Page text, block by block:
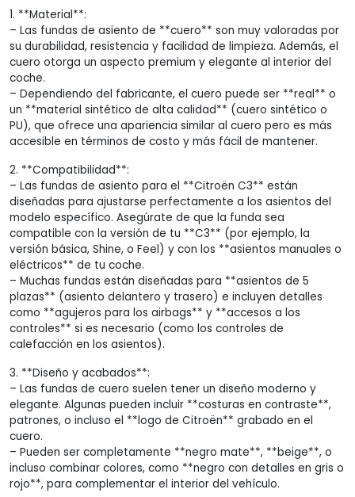
1. **Material**:
– Las fundas de asiento de **cuero** son muy valoradas por
su durabilidad, resistencia y facilidad de limpieza. Además, el
cuero otorga un aspecto premium y elegante al interior del
coche.
– Dependiendo del fabricante, el cuero puede ser **real** o
un **material sintético de alta calidad** (cuero sintético o
PU), que ofrece una apariencia similar al cuero pero es más
accesible en términos de costo y más fácil de mantener.
2. **Compatibilidad**:
– Las fundas de asiento para el **Citroën C3** están
diseñadas para ajustarse perfectamente a los asientos del
modelo específico. Asegúrate de que la funda sea
compatible con la versión de tu **C3** (por ejemplo, la
versión básica, Shine, o Feel) y con los **asientos manuales o
eléctricos** de tu coche.
– Muchas fundas están diseñadas para **asientos de 5
plazas** (asiento delantero y trasero) e incluyen detalles
como **agujeros para los airbags** y **accesos a los
controles** si es necesario (como los controles de
calefacción en los asientos).
3. **Diseño y acabados**:
– Las fundas de cuero suelen tener un diseño moderno y
elegante. Algunas pueden incluir **costuras en contraste**,
patrones, o incluso el **logo de Citroën** grabado en el
cuero.
– Pueden ser completamente **negro mate**, **beige**, o
incluso combinar colores, como **negro con detalles en gris o
rojo**, para complementar el interior del vehículo.